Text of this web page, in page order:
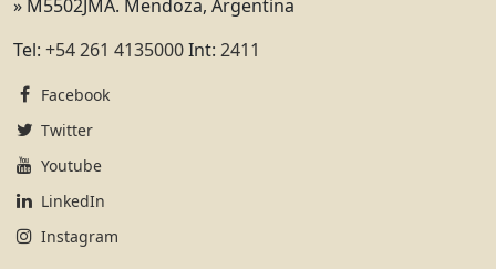
» M5502JMA. Mendoza, Argentina
Tel: +54 261 4135000Int: 2411
Facebook
Twitter
Youtube
LinkedIn
Instagram